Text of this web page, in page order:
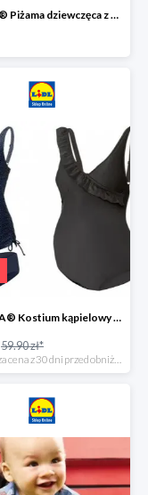
LUPILU® Piżama dziewczęca z bawełny -41%
ESMARA® Kostium kąpielowy ciążowy lub tankini ciążowe -50%
59.90 zł*